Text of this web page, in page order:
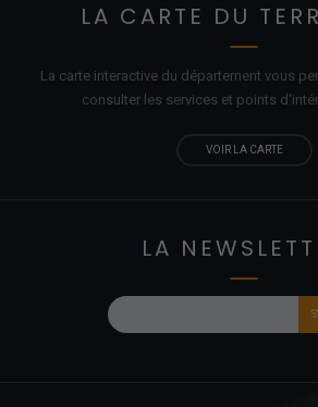
LA CARTE DU
La carte interactive du département vous
consulter les services et points d'
VOIR LA CARTE
LA